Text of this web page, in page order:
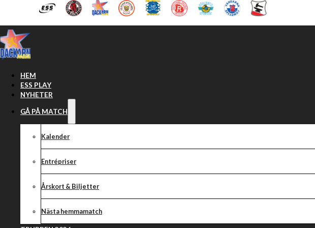
Hoppa till huvudinnehåll Hoppa till sidfot
HEM
ESS PLAY
NYHETER
GÅ PÅ MATCH
Kalender
Entrépriser
Årskort & Biljetter
Nästa hemmamatch